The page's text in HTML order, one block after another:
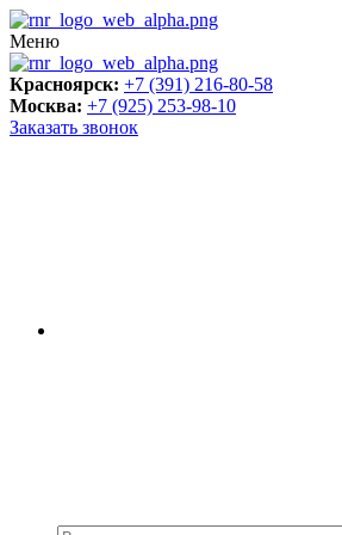
Меню
Красноярск: +7 (391) 216-80-58
Москва: +7 (925) 253-98-10
Заказать звонок